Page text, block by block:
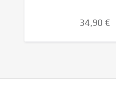
34,90 €